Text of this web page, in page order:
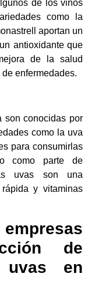
de los vinos
como la
aportan un
antioxidante que
de la salud
enfermedades.
son conocidas por
como la uva
para consumirlas
como parte de
uvas son una
y vitaminas
de
uvas en